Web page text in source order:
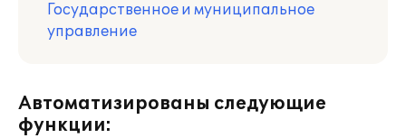
Государственное и муниципальное
управление
Автоматизированы следующие
функции: